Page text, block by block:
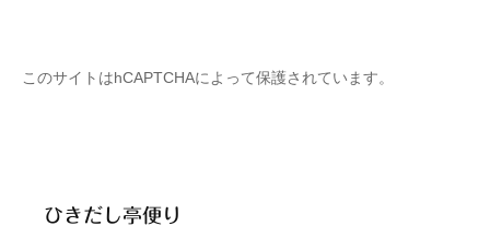
このサイトはhCAPTCHAによって保護されています。
ひきだし亭便り